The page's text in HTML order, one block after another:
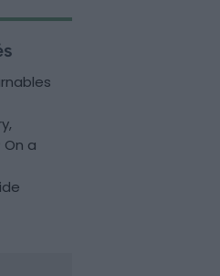
a